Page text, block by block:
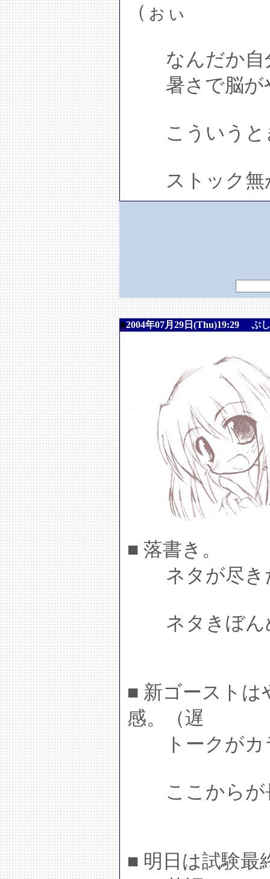
（ぉぃ
なんだか自
暑さで脳が
こういうと
ストック無
■2004年07月29日(Thu)19:29 ぷ
■ 落書き。
ネタが尽き
ネタきぼん
■ 新ゴーストは
感。（遅
トークがカ
ここからが
■ 明日は試験最